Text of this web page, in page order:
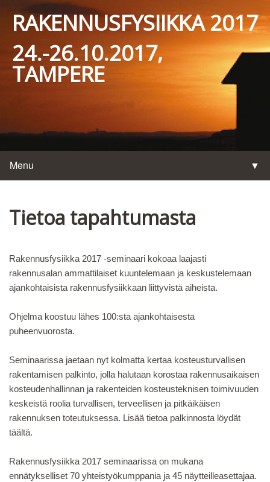
RAKENNUSFYSIIKKA 2017
24.-26.10.2017,
TAMPERE
Menu ▼
Tietoa tapahtumasta
Rakennusfysiikka 2017 -seminaari kokoaa laajasti
rakennusalan ammattilaiset kuuntelemaan ja keskustelemaan
ajankohtaisista rakennusfysiikkaan liittyvistä aiheista.
Ohjelma koostuu lähes 100:sta ajankohtaisesta
puheenvuorosta.
Seminaarissa jaetaan nyt kolmatta kertaa kosteusturvallisen
rakentamisen palkinto, jolla halutaan korostaa rakennusaikaisen
kosteudenhallinnan ja rakenteiden kosteusteknisen toimivuuden
keskeistä roolia turvallisen, terveellisen ja pitkäikäisen
rakennuksen toteutuksessa. Lisää tietoa palkinnosta löydät
täältä.
Rakennusfysiikka 2017 seminaarissa on mukana
ennätykselliset 70 yhteistyökumppania ja 45 näytteilleasettajaa.